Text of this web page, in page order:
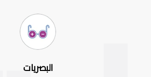
البصريات